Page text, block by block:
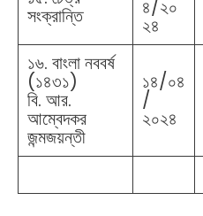
সংক্রান্তি ৪/২০
২৪
১৬. বাংলা নববর্ষ
(১৪৩১)
বি. আর.
আম্বেদকর
জন্মজয়ন্তী
১৪/০৪
/
২০২৪